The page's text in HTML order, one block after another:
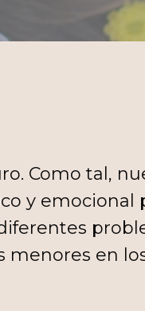
Como tal,
y emocional
menores en